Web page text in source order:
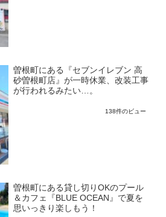
曽根町にある『セブンイレブン 高
砂曽根町店』が一時休業、改装工事
が行われるみたい…。
138件のビュー
曽根町にある貸し切りOKのプール
＆カフェ『BLUE OCEAN』で夏を
思いっきり楽しもう！